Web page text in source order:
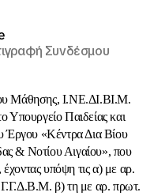
Συνδέσμου
Μάθησης, Ι.ΝΕ.ΔΙ.ΒΙ.Μ.
Παιδείας και
Έργου «Κέντρα Δια Βίου
& Νοτίου Αιγαίου», που
έχοντας υπόψη τις α) με αρ.
β) τη με αρ. πρωτ.